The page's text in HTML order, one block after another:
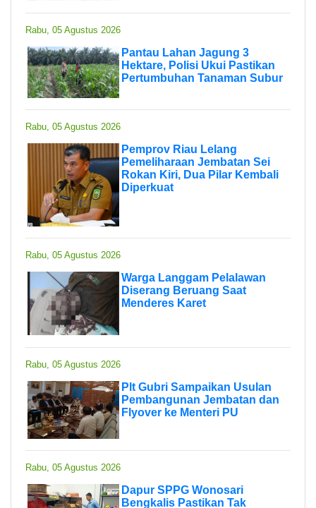
Rabu, 05 Agustus 2026
Pantau Lahan Jagung 3
Hektare, Polisi Ukui Pastikan
Pertumbuhan Tanaman Subur
Rabu, 05 Agustus 2026
Pemprov Riau Lelang
Pemeliharaan Jembatan Sei
Rokan Kiri, Dua Pilar Kembali
Diperkuat
Rabu, 05 Agustus 2026
Warga Langgam Pelalawan
Diserang Beruang Saat
Menderes Karet
Rabu, 05 Agustus 2026
Plt Gubri Sampaikan Usulan
Pembangunan Jembatan dan
Flyover ke Menteri PU
Rabu, 05 Agustus 2026
Dapur SPPG Wonosari
Bengkalis Pastikan Tak